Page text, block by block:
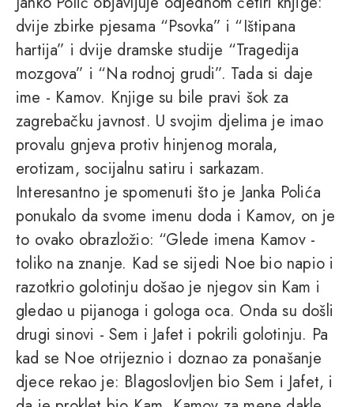
dvije zbirke pjesama “Psovka” i “Ištipana
hartija” i dvije dramske studije “Tragedija
mozgova” i “Na rodnoj grudi”. Tada si daje
ime - Kamov. Knjige su bile pravi šok za
zagrebačku javnost. U svojim djelima je imao
provalu gnjeva protiv hinjenog morala,
erotizam, socijalnu satiru i sarkazam.
Interesantno je spomenuti što je Janka Polića
ponukalo da svome imenu doda i Kamov, on je
to ovako obrazložio: “Glede imena Kamov -
toliko na znanje. Kad se sijedi Noe bio napio i
razotkrio golotinju došao je njegov sin Kam i
gledao u pijanoga i gologa oca. Onda su došli
drugi sinovi - Sem i Jafet i pokrili golotinju. Pa
kad se Noe otrijeznio i doznao za ponašanje
djece rekao je: Blagoslovljen bio Sem i Jafet, i